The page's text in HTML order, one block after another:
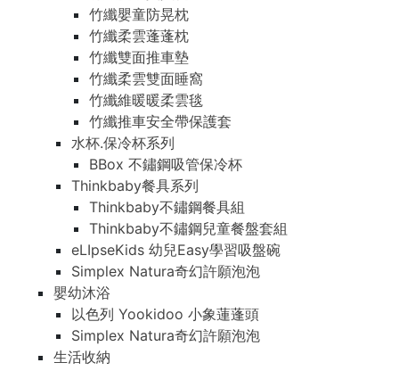
竹纖嬰童防晃枕
竹纖柔雲蓬蓬枕
竹纖雙面推車墊
竹纖柔雲雙面睡窩
竹纖維暖暖柔雲毯
竹纖推車安全帶保護套
水杯.保冷杯系列
BBox 不鏽鋼吸管保冷杯
Thinkbaby餐具系列
Thinkbaby不鏽鋼餐具組
Thinkbaby不鏽鋼兒童餐盤套組
eLIpseKids 幼兒Easy學習吸盤碗
Simplex Natura奇幻許願泡泡
嬰幼沐浴
以色列 Yookidoo 小象蓮蓬頭
Simplex Natura奇幻許願泡泡
生活收納